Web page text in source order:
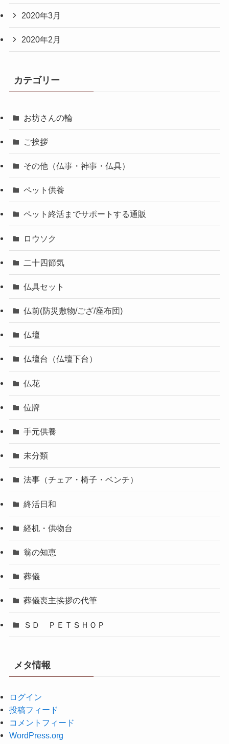
2020年3月
2020年2月
カテゴリー
お坊さんの輪
ご挨拶
その他（仏事・神事・仏具）
ペット供養
ペット終活までサポートする通販
ロウソク
二十四節気
仏具セット
仏前(防災敷物/ござ/座布団)
仏壇
仏壇台（仏壇下台）
仏花
位牌
手元供養
未分類
法事（チェア・椅子・ベンチ）
終活日和
経机・供物台
翁の知恵
葬儀
葬儀喪主挨拶の代筆
ＳＤ ＰＥＴＳＨＯＰ
メタ情報
ログイン
投稿フィード
コメントフィード
WordPress.org